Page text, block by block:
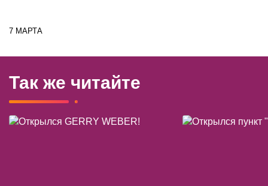
7 МАРТА
Так же читайте